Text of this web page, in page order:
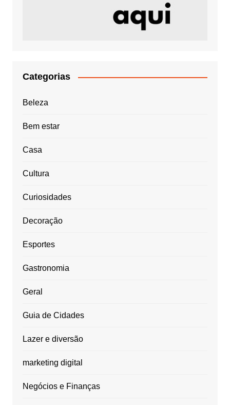
Categorias
Beleza
Bem estar
Casa
Cultura
Curiosidades
Decoração
Esportes
Gastronomia
Geral
Guia de Cidades
Lazer e diversão
marketing digital
Negócios e Finanças